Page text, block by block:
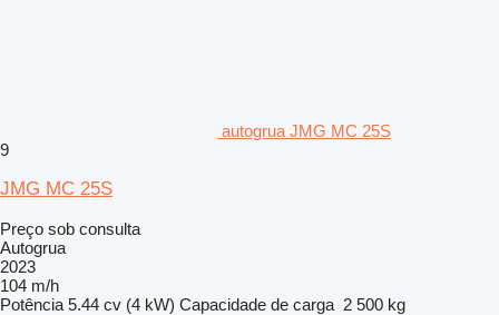
autogrua JMG MC 25S
9
JMG MC 25S
Preço sob consulta
Autogrua
2023
104 m/h
Potência 5.44 cv (4 kW) Capacidade de carga 2 500 kg